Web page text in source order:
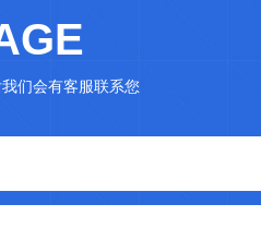
们会有客服联系您